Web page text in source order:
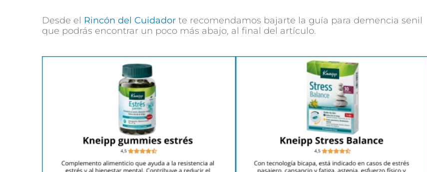
Desde el Rincón del Cuidador te recomendamos bajarte la guía para demencia senil
que podrás encontrar un poco más abajo, al final del artículo.